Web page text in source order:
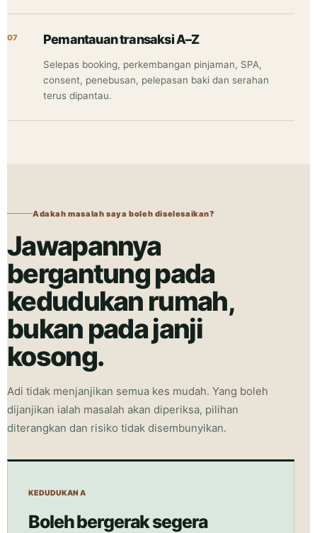
07 Pemantauan transaksi A–Z
Selepas booking, perkembangan pinjaman, SPA,
consent, penebusan, pelepasan baki dan serahan
terus dipantau.
Adakah masalah saya boleh diselesaikan?
Jawapannya
bergantung pada
kedudukan rumah,
bukan pada janji
kosong.
Adi tidak menjanjikan semua kes mudah. Yang boleh
dijanjikan ialah masalah akan diperiksa, pilihan
diterangkan dan risiko tidak disembunyikan.
KEDUDUKAN A
Boleh bergerak segera